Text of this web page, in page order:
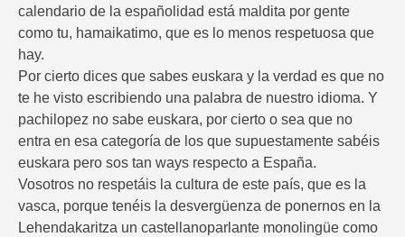
calendario de la españolidad está maldita por gente
como tu, hamaikatimo, que es lo menos respetuosa que
hay.
Por cierto dices que sabes euskara y la verdad es que no
te he visto escribiendo una palabra de nuestro idioma. Y
pachilopez no sabe euskara, por cierto o sea que no
entra en esa categoría de los que supuestamente sabéis
euskara pero sos tan ways respecto a España.
Vosotros no respetáis la cultura de este país, que es la
vasca, porque tenéis la desvergüenza de ponernos en la
Lehendakaritza un castellanoparlante monolingüe como